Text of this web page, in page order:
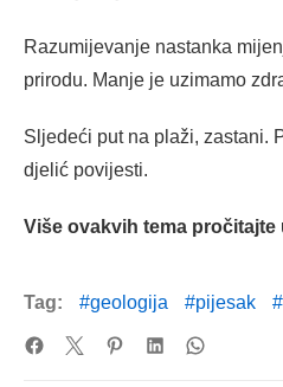
Razumijevanje nastanka
prirodu. Manje je uzimamo
Sljedeći put na plaži, zastani.
djelić povijesti.
Više ovakvih tema pročitajte
Tag: geologija pijesak